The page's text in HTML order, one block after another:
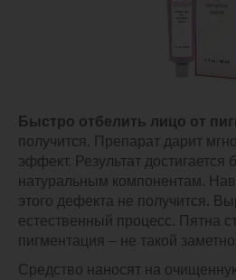
Быстро отбелить лицо от
получится. Препарат дарит
эффект. Результат достигается
натуральным компонентам.
этого дефекта не получится.
естественный процесс. Пятна
пигментация – не такой
Средство наносят на